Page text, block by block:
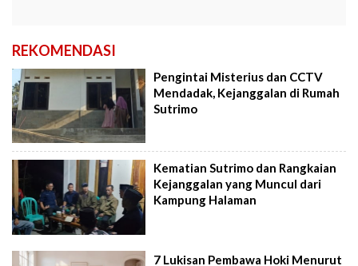
REKOMENDASI
Pengintai Misterius dan CCTV
Mendadak, Kejanggalan di Rumah
Sutrimo
Kematian Sutrimo dan Rangkaian
Kejanggalan yang Muncul dari
Kampung Halaman
7 Lukisan Pembawa Hoki Menurut